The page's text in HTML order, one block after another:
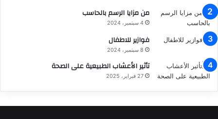
من مزايا الرسم بالحاسب
4 سبتمبر، 2024
فوازير للاطفال
8 سبتمبر، 2024
تأثير الأعشاب الطبيعية على الصحة
27 فبراير، 2025